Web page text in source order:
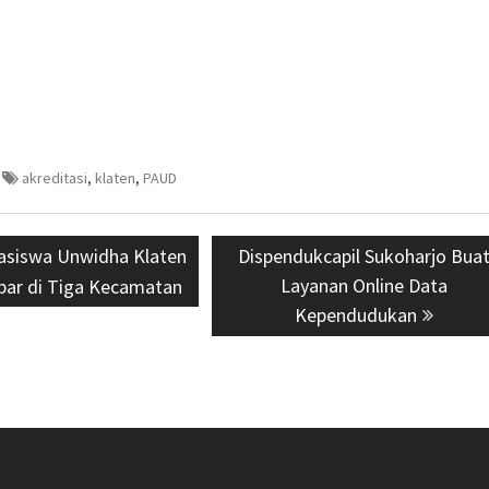
akreditasi, klaten, PAUD
Unwidha Klaten
di Tiga Kecamatan
Next
Dispendukcapil Sukoharjo Buat
Layanan Online Data
Kependudukan